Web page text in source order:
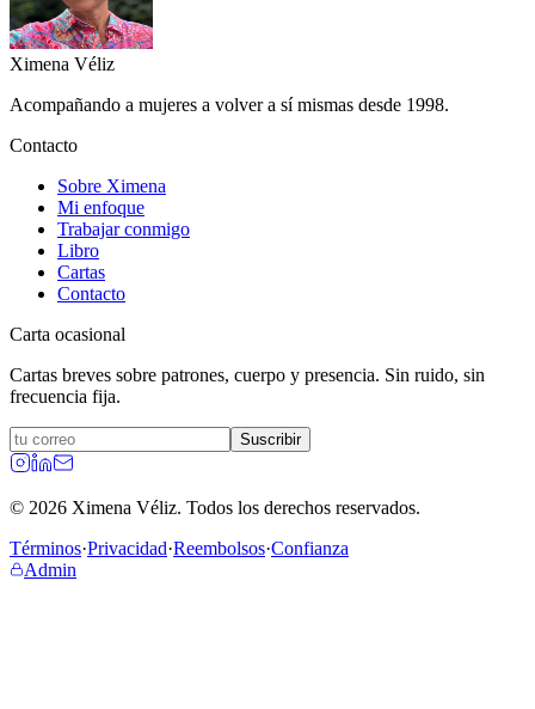
Ximena Véliz
Acompañando a mujeres a volver a sí mismas desde 1998.
Contacto
Sobre Ximena
Mi enfoque
Trabajar conmigo
Libro
Cartas
Contacto
Carta ocasional
Cartas breves sobre patrones, cuerpo y presencia. Sin ruido, sin
frecuencia fija.
Suscribir
© 2026 Ximena Véliz. Todos los derechos reservados.
Términos·Privacidad·Reembolsos·Confianza
Admin